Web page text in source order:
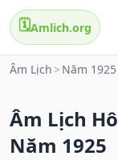
🗓️Amlich.org
Âm Lịch > Năm 1925
Âm Lịch
Năm 1925